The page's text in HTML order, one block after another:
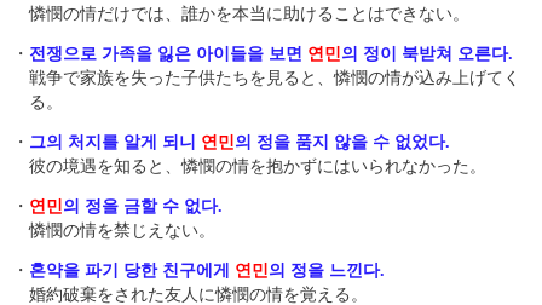
憐憫の情だけでは、誰かを本当に助けることはできない。
・ 전쟁으로 가족을 잃은 아이들을 보면 연민의 정이 북받쳐 오른다.
戦争で家族を失った子供たちを見ると、憐憫の情が込み上げてく
る。
・ 그의 처지를 알게 되니 연민의 정을 품지 않을 수 없었다.
彼の境遇を知ると、憐憫の情を抱かずにはいられなかった。
・ 연민의 정을 금할 수 없다.
憐憫の情を禁じえない。
・ 혼약을 파기 당한 친구에게 연민의 정을 느낀다.
婚約破棄をされた友人に憐憫の情を覚える。